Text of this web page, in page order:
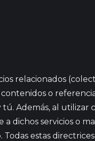
relacionados
o
Además, al utilizar
dichos servicios o
estas